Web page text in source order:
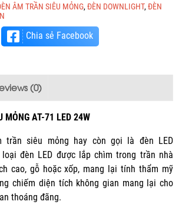
ÂM TRẦN SIÊU MỎNG, ĐÈN DOWNLIGHT, ĐÈN
Chia sẻ Facebook
(0)
MỎNG AT-71 LED 24W
trần siêu mỏng hay còn gọi là đèn LED
đèn LED được lắp chìm trong trần nhà
cao, gỗ hoặc xốp, mang lại tính thẩm mỹ
chiếm diện tích không gian mang lại cho
thoáng đãng.